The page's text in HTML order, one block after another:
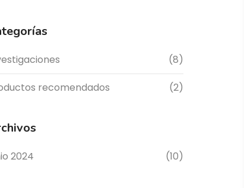
(8)
recomendados (2)
2024 (10)